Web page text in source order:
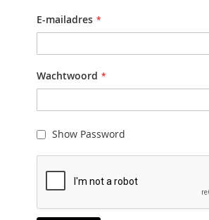
E-mailadres
Wachtwoord
Show Password